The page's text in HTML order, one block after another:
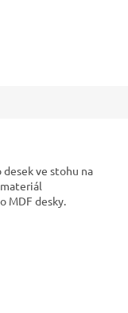
ve stohu na
MDF desky.